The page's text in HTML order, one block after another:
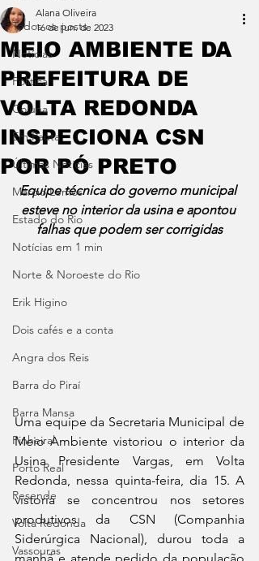
Todos os posts
Notícias
Política
Coluna
Em Pauta
Últimas Notícias
Márcio Lemos
Estado do Rio
Notícias em 1 min
Norte & Noroeste do Rio
Erik Higino
Dois cafés e a conta
Angra dos Reis
Barra do Piraí
Barra Mansa
Pinheiral
Porto Real
Resende
Volta Redonda
Vassouras
MEIO AMBIENTE DA
PREFEITURA DE
VOLTA REDONDA
INSPECIONA CSN
POR PÓ PRETO
Alana Oliveira
16 de jun. de 2023
Equipe técnica do governo municipal
esteve no interior da usina e apontou
falhas que podem ser corrigidas
Uma equipe da Secretaria Municipal de
Meio Ambiente vistoriou o interior da
Usina Presidente Vargas, em Volta
Redonda, nessa quinta-feira, dia 15. A
vistoria se concentrou nos setores
produtivos da CSN (Companhia
Siderúrgica Nacional), durou toda a